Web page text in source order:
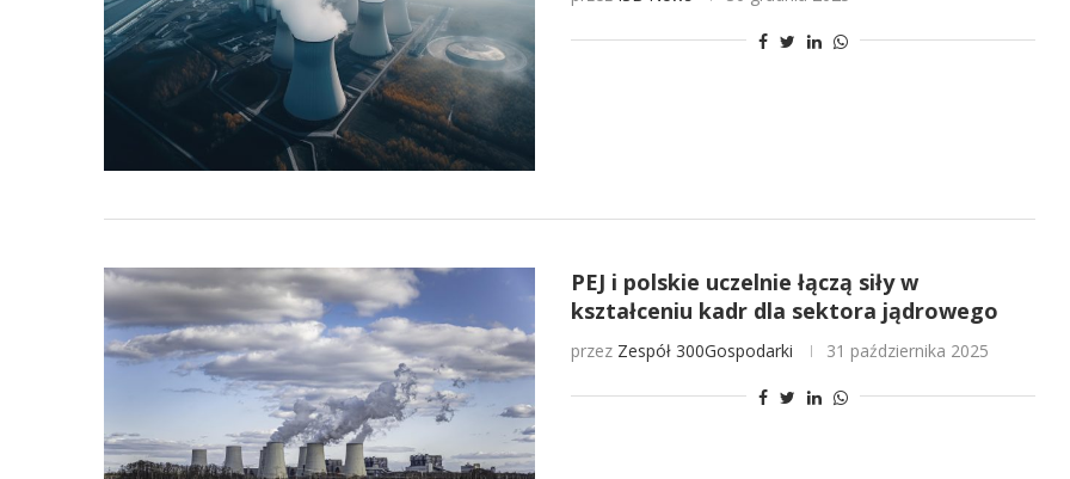
PEJ i polskie uczelnie łączą siły w
kształceniu kadr dla sektora jądrowego
przez Zespół 300Gospodarki 31 października 2025